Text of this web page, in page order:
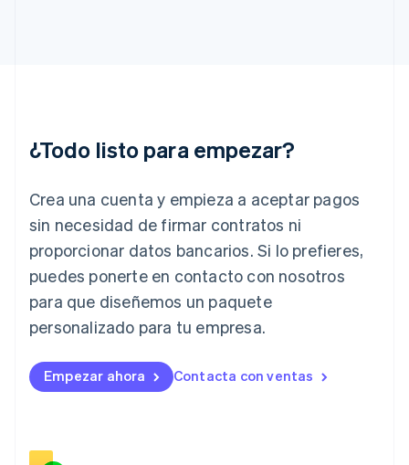
¿Todo listo para empezar?
Crea una cuenta y empieza a aceptar pagos
sin necesidad de firmar contratos ni
proporcionar datos bancarios. Si lo prefieres,
puedes ponerte en contacto con nosotros
para que diseñemos un paquete
personalizado para tu empresa.
Empezar ahora Contacta con ventas
Irlanda
Italia
English
Japón
日本語English
Letonia
Liechtenstein
DeutschEnglish
English
Luxemburgo